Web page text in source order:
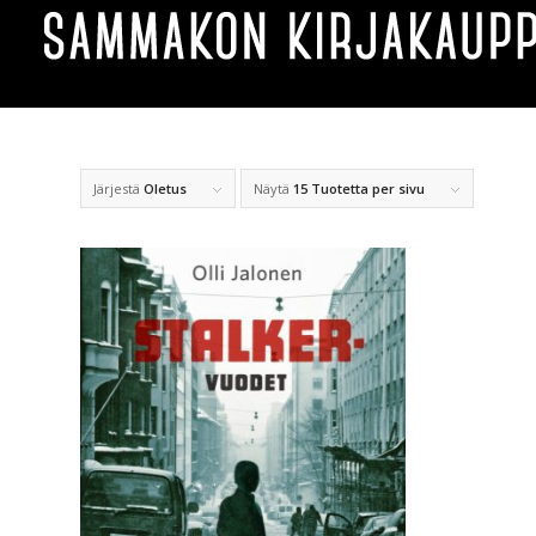
Järjestä Oletus Näytä 15 Tuotetta per sivu